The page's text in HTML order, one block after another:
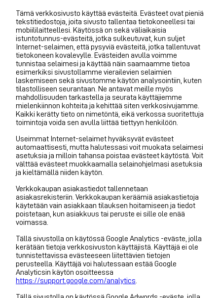
Tämä verkkosivusto käyttää evästeitä. Evästeet ovat pieniä
tekstitiedostoja, joita sivusto tallentaa tietokoneellesi tai
mobiililaitteellesi. Käytössä on sekä väliaikaisia
istuntotunnus-evästeitä, jotka sulkeutuvat, kun suljet
Internet-selaimen, että pysyviä evästeitä, jotka tallentuvat
tietokoneen kovalevylle. Evästeiden avulla voimme
tunnistaa selaimesi ja käyttää näin saamaamme tietoa
esimerkiksi sivustollamme vierailevien selaimien
laskemiseen sekä sivustomme käytön analysointiin, kuten
tilastolliseen seurantaan. Ne antavat meille myös
mahdollisuuden tarkastella ja seurata käyttäjiemme
mielenkiinnon kohteita ja kehittää siten verkkosivujamme.
Kaikki kerätty tieto on nimetöntä, eikä verkossa suoritettuja
toimintoja voida sen avulla liittää tiettyyn henkilöön.
Useimmat Internet-selaimet hyväksyvät evästeet
automaattisesti, mutta halutessasi voit muokata selaimesi
asetuksia ja milloin tahansa poistaa evästeet käytöstä. Voit
välttää evästeet muokkaamalla selainohjelmasi asetuksia
ja kieltämällä niiden käytön.
Verkkokaupan asiakastiedot tallennetaan
asiakasrekisteriin. Verkkokaupan keräämiä asiakastietoja
käytetään vain asiakkaan tilauksen hoitamiseen ja tiedot
poistetaan, kun asiakkuus tai peruste ei sille ole enää
voimassa.
Tällä sivustolla on käytössä Google Analytics -eväste, jolla
kerätään tietoja verkkosivuston käyttäjistä. Käyttäjä ei ole
tunnistettavissa evästeeseen liitettävien tietojen
perusteella. Käyttäjä voi halutessaan estää Google
Analyticsin käytön osoitteessa
https://support.google.com/analytics